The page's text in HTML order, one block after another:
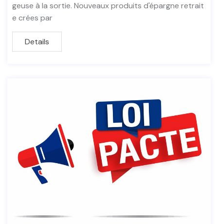
geuse à la sortie. Nouveaux produits d'épargne retrait
e crées par
Details